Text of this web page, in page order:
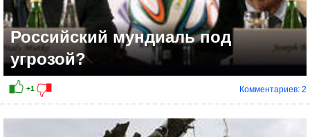
Российский мундиаль под
угрозой?
Комментариев: 2